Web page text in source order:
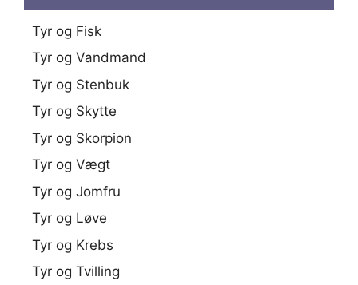
Tyr og Fisk
Tyr og Vandmand
Tyr og Stenbuk
Tyr og Skytte
Tyr og Skorpion
Tyr og Vægt
Tyr og Jomfru
Tyr og Løve
Tyr og Krebs
Tyr og Tvilling